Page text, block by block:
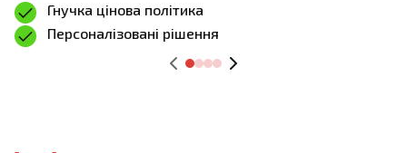
Гнучка цінова політика
Персоналізовані рішення